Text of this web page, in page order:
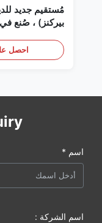
مُستقيم جديد
بيركنز) ، صُنع في
(بيركنز) ، كل
احصل
اسم *
اسم الشركة :